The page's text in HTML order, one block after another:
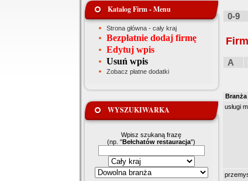
Katalog Firm - Menu
Strona główna - cały kraj
Bezpłatnie dodaj firmę
Edytuj wpis
Usuń wpis
Zobacz płatne dodatki
WYSZUKIWARKA
Wpisz szukaną frazę
(np. "Bełchatów restauracja")
0-9
A
Branża
usługi